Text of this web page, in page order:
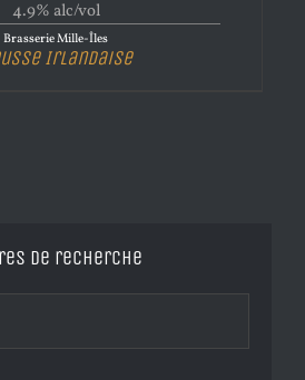
4.9% alc/vol
Brasserie Mille-Îles
Irlandaise
de recherche